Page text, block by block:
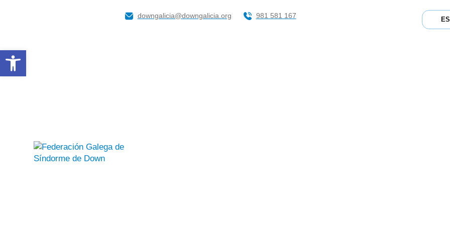
downgalicia@downgalicia.org 981 581 167
Abrir barra de herramientas